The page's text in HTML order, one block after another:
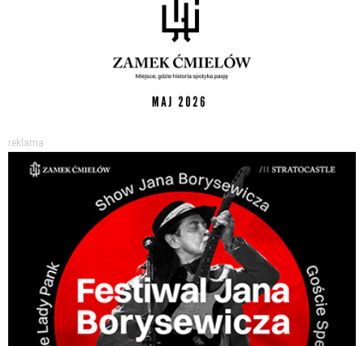
reklama